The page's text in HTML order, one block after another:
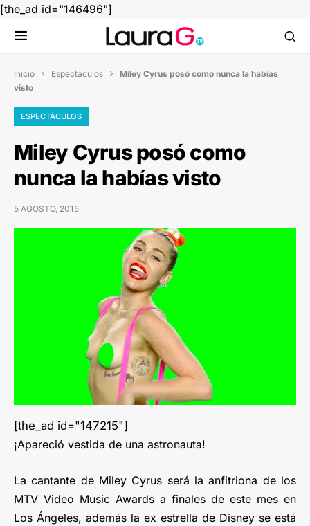
[the_ad id="146496"]
Inicio  Espectáculos  Miley Cyrus posó como nunca la habías
visto
ESPECTÁCULOS
Miley Cyrus posó como
nunca la habías visto
5 AGOSTO, 2015
[the_ad id="147215"]
¡Apareció vestida de una astronauta!
La cantante de Miley Cyrus será la anfitriona de los
MTV Video Music Awards a finales de este mes en
Los Ángeles, además la ex estrella de Disney se está